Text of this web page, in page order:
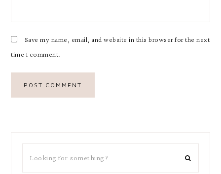
Save my name, email, and website in this browser for the next
time I comment.